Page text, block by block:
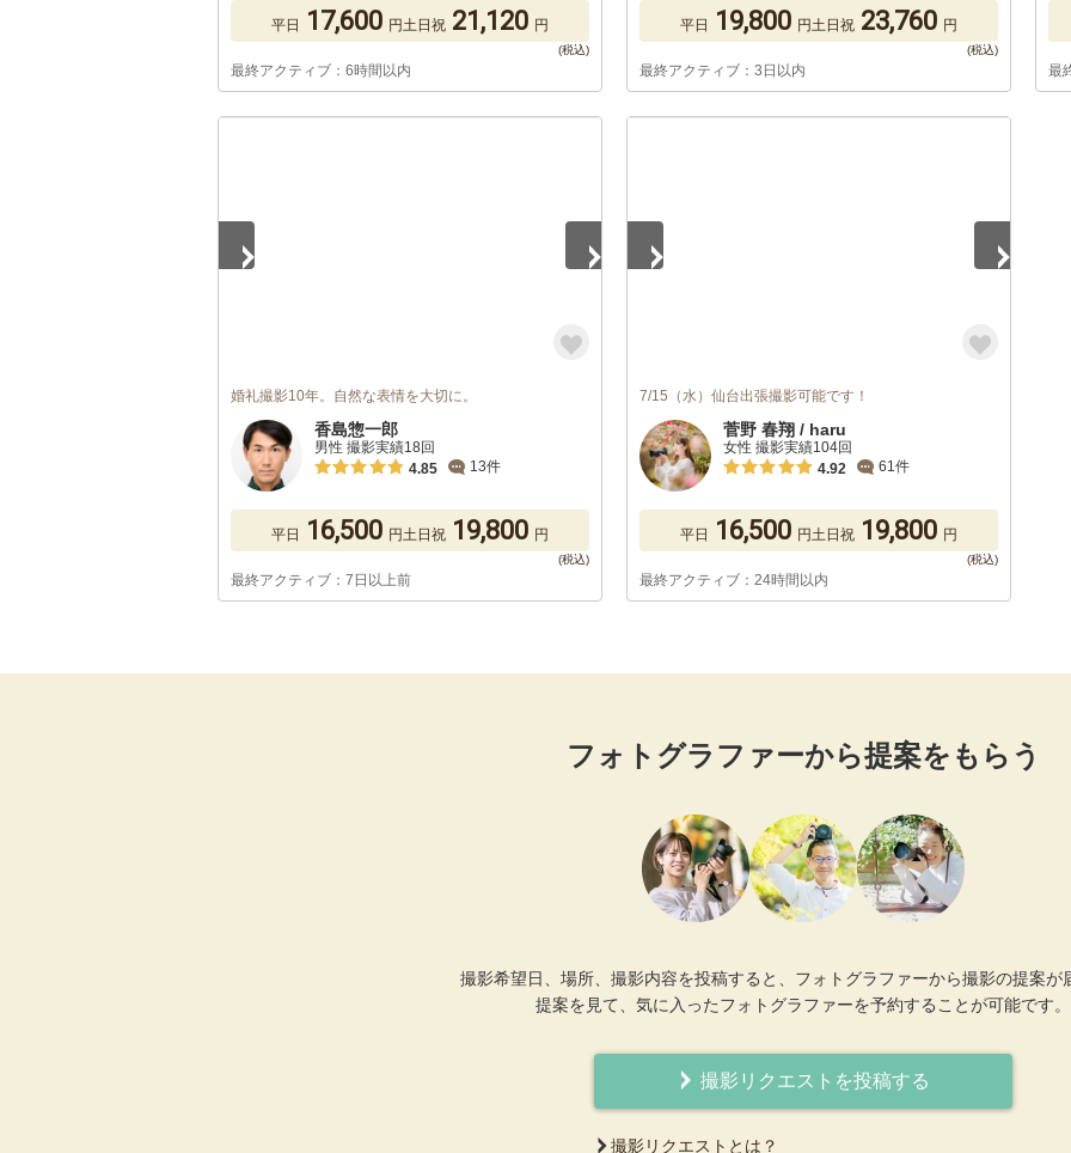
平日 17,600 円土日祝 21,120 円
最終アクティブ：6時間以内
平日 19,800 円土日祝 23,760 円
最終アクティブ：3日以内 最
婚礼撮影10年。自然な表情を大切に。
香島惣一郎
男性 撮影実績18回
4.85
13件
平日 16,500 円土日祝 19,800 円
最終アクティブ：7日以上前
7/15（水）仙台出張撮影可能です！
菅野 春翔 / haru
女性 撮影実績104回
4.92
61件
平日 16,500 円土日祝 19,800 円
最終アクティブ：24時間以内
フォトグラファーから提案をもらう
撮影希望日、場所、撮影内容を投稿すると、フォトグラファーから撮影の提案が
提案を見て、気に入ったフォトグラファーを予約することが可能です。
撮影リクエストを投稿する
撮影リクエストとは？